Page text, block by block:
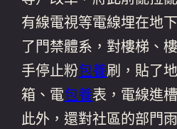
有線電視等電線埋在地
了門禁體系，對樓梯、
手停止粉包養刷，貼了
箱、電包養表，電線進
此外，還對社區的部門